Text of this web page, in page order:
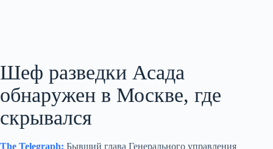
Шеф разведки Асада
обнаружен в Москве, где
скрывался
The Telegraph: Бывший глава Генерального управления